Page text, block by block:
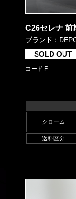
C26セレナ 前
ブランド：
SOLD OUT
コード F
クローム
送料区分